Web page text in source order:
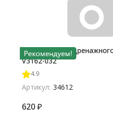
Ограничитель
V3162-032
4.9
Артикул: 34612
620₽